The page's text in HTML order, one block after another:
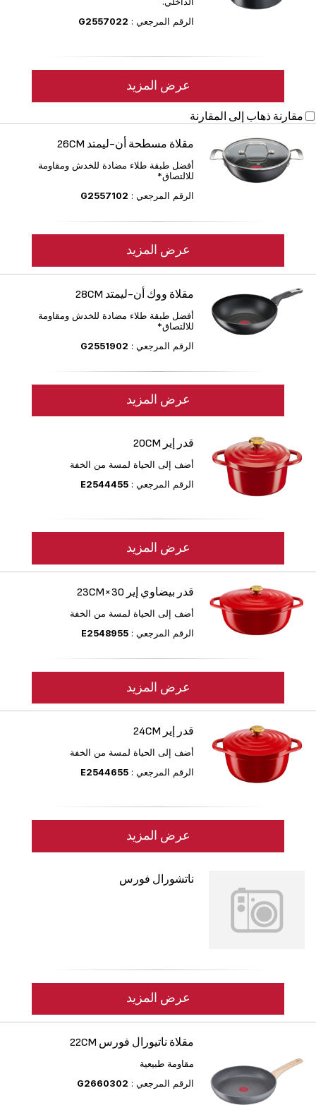
الرقم المرجعي : G2557022
عرض المزيد
مقارنة ذهاب إلى المقارنة
مقلاة مسطحة أن-ليمتد 26CM
أفضل طبقة طلاء مضادة للخدش ومقاومة
للالتصاق*
الرقم المرجعي : G2557102
عرض المزيد
مقلاة ووك أن-ليمتد 28CM
أفضل طبقة طلاء مضادة للخدش ومقاومة
للالتصاق*
الرقم المرجعي : G2551902
عرض المزيد
قدر إير 20CM
أضف إلى الحياة لمسة من الخفة
الرقم المرجعي : E2544455
عرض المزيد
قدر بيضاوي إير 30×23CM
أضف إلى الحياة لمسة من الخفة
الرقم المرجعي : E2548955
عرض المزيد
قدر إير 24CM
أضف إلى الحياة لمسة من الخفة
الرقم المرجعي : E2544655
عرض المزيد
ناتشورال فورس
عرض المزيد
مقلاة ناتيورال فورس 22CM
مقاومة طبيعية
الرقم المرجعي : G2660302